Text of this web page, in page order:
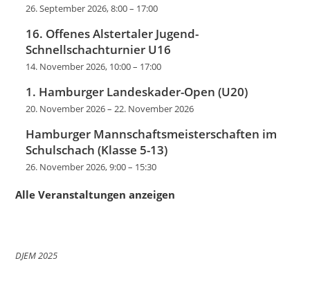
26. September 2026, 8:00– 17:00
16. Offenes Alstertaler Jugend-
Schnellschachturnier U16
14. November 2026, 10:00– 17:00
1. Hamburger Landeskader-Open (U20)
20. November 2026–22. November 2026
Hamburger Mannschaftsmeisterschaften im
Schulschach (Klasse 5-13)
26. November 2026, 9:00– 15:30
Alle Veranstaltungen anzeigen
DJEM 2025